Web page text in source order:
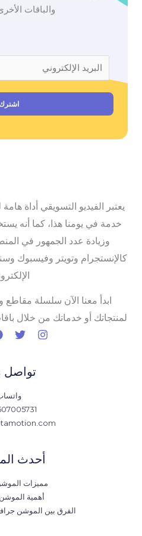
والباقات
m
a
*
اشترك
يعتبر الفيديو التسويقي أداة
خدمة في يومنا هذا، كما أنه
وزيادة عدد الجمهور في
كالإنستجرام وتويتر وفيسبوك
ابدأ معنا الآن سلسلة مقاطع
لمنتجاتك أو خدماتك من خلال
تواصل
أحدث
مميزات
أهمية
الفرق بين الموشن